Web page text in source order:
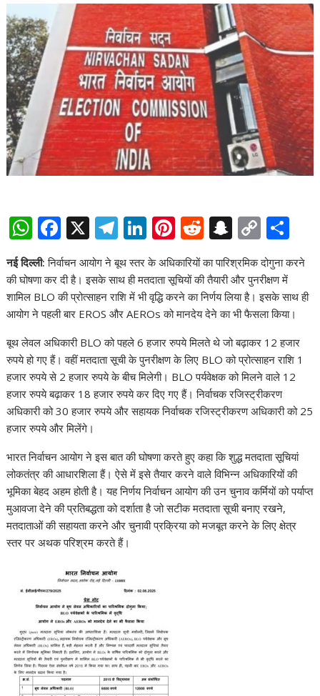
W
h
at
s
A
p
p
F
ac
e
b
o
o
k
X T
el
e
gr
a
m
Li
n
k
e
dI
n
Pi
nt
er
e
st
R
e
d
di
t
S
n
a
p
c
h
at
C
o
p
y
Li
n
k
h
ar
e
नई दिल्ली: निर्वाचन आयोग ने बूथ स्तर के अधिकारियों का पारिश्रमिक दोगुना करने
की घोषणा कर दी है। इसके साथ ही मतदाता सूचियों की तैयारी और पुनरीक्षण में
शामिल BLO की प्रोत्साहन राशि में भी वृद्धि करने का निर्णय लिया है। इसके साथ ही
आयोग ने पहली बार EROS और AEROs को मानदेय देने का भी फैसला किया।
बूथ लेवल अधिकारी BLO को पहले 6 हजार रुपये मिलते थे जो बढ़ाकर 12 हजार
रुपये हो गए हैं। वहीं मतदाता सूची के पुनरीक्षण के लिए BLO को प्रोत्साहन राशि 1
हजार रुपये से 2 हजार रुपये के बीच मिलेगी। BLO पर्यवेक्षक को मिलने वाले 12
हजार रुपये बढ़ाकर 18 हजार रुपये कर दिए गए हैं। निर्वाचक रजिस्ट्रीकरण
अधिकारी को 30 हजार रुपये और सहायक निर्वाचक रजिस्ट्रीकरण अधिकारी को 25
हजार रुपये और मिलेंगे।
भारत निर्वाचन आयोग ने इस बात की घोषणा करते हुए कहा कि शुद्ध मतदाता सूचियां
लोकतंत्र की आधारशिला हैं। ऐसे में इसे तैयार करने वाले विभिन्न अधिकारियों की
भूमिका बेहद अहम होती है। यह निर्णय निर्वाचन आयोग की उन चुनाव कर्मियों को पर्याप्त
मुआवजा देने की प्रतिबद्धता को दर्शाता है जो सटीक मतदाता सूची बनाए रखने,
मतदाताओं की सहायता करने और चुनावी प्रक्रिया को मजबूत करने के लिए क्षेत्र
स्तर पर अथक परिश्रम करते हैं।